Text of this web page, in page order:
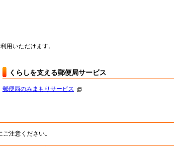
用いただけます。
くらしを支える郵便局サービス
郵便局のみまもりサービス
注意ください。